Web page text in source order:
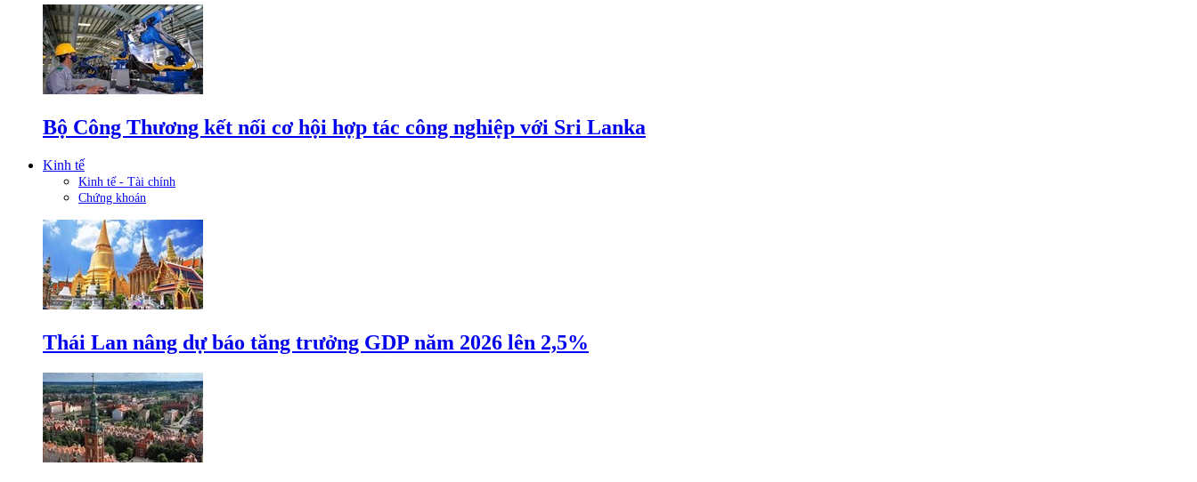
Bộ Công Thương kết nối cơ hội hợp tác công nghiệp với Sri Lanka
Kinh tế
Kinh tế - Tài chính
Chứng khoán
Thái Lan nâng dự báo tăng trưởng GDP năm 2026 lên 2,5%